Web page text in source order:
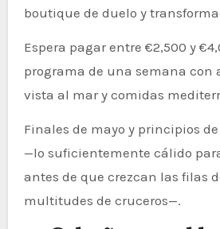
boutique de duelo y
Espera pagar entre €2,500 y
programa de una semana con
vista al mar y comidas
Finales de mayo y principios
—lo suficientemente cálido
antes de que crezcan las filas
multitudes de cruceros—.